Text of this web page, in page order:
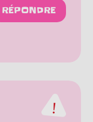
RÉPONDRE